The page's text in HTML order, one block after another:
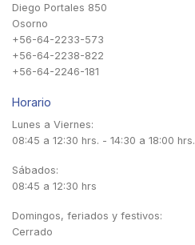
Diego Portales 850
Osorno
+56-64-2233-573
+56-64-2238-822
+56-64-2246-181
Horario
Lunes a Viernes:
08:45 a 12:30 hrs. - 14:30 a 18:00 hrs.
Sábados:
08:45 a 12:30 hrs
Domingos, feriados y festivos:
Cerrado